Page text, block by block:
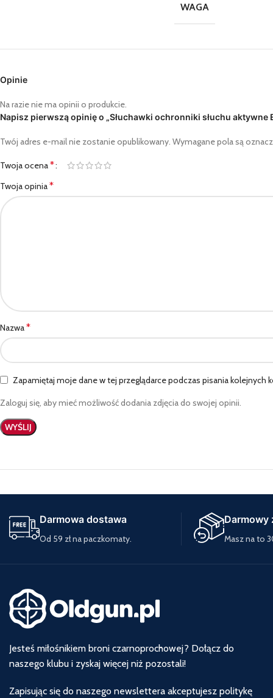
WAGA
Opinie
Na razie nie ma opinii o produkcie.
Napisz pierwszą opinię o „Słuchawki ochronniki słuchu aktywne
Twój adres e-mail nie zostanie opublikowany. Wymagane pola są
Twoja ocena*
Twoja opinia*
Nazwa*
Zapamiętaj moje dane w tej przeglądarce podczas pisania kolejnych
Zaloguj się, aby mieć możliwość dodania zdjęcia do swojej opinii.
Darmowa dostawa
Od 59 zł na paczkomaty.
Darmowy
Masz na to
Jesteś miłośnikiem broni czarnoprochowej? Dołącz do
naszego klubu i zyskaj więcej niż pozostali!
Zapisując się do naszego newslettera akceptujesz politykę